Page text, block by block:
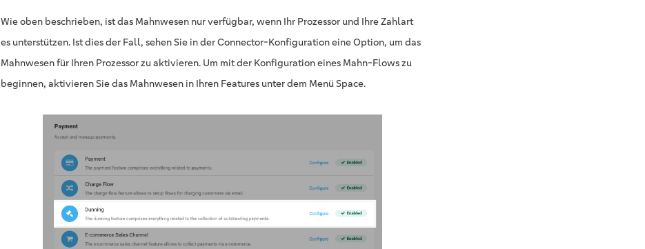
Wie oben beschrieben, ist das Mahnwesen nur verfügbar, wenn Ihr Prozessor und Ihre Zahlart
es unterstützen. Ist dies der Fall, sehen Sie in der Connector-Konfiguration eine Option, um das
Mahnwesen für Ihren Prozessor zu aktivieren. Um mit der Konfiguration eines Mahn-Flows zu
beginnen, aktivieren Sie das Mahnwesen in Ihren Features unter dem Menü Space.